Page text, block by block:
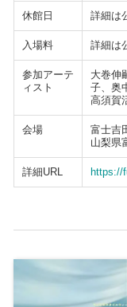
休館日 詳細は
入場料 詳細は
参加アーテ
ィスト
大巻伸
子、奥
高須賀
会場
富士吉
山梨県
詳細URL https://